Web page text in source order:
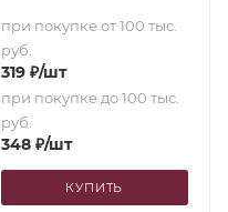
при покупке от 100 тыс.
руб.
319₽/шт
при покупке до 100 тыс.
руб.
348₽/шт
КУПИТЬ